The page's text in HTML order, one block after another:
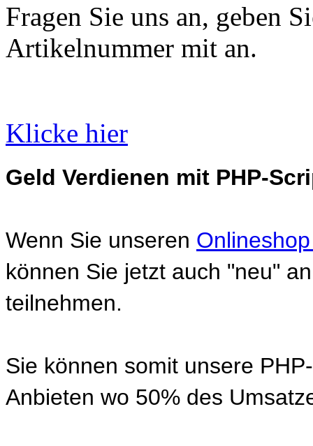
Fragen Sie uns an, geben
Artikelnummer mit an.
Klicke hier
Geld Verdienen mit PHP-
Wenn Sie unseren
können Sie jetzt auch "neu"
teilnehmen.
Sie können somit unsere
Anbieten wo 50% des